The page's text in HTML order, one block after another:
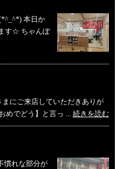
本日か
す☆ ちゃんぽ
にご来店していただきありが
めでどう】と言っ ... 続きを読む
慣れな部分が